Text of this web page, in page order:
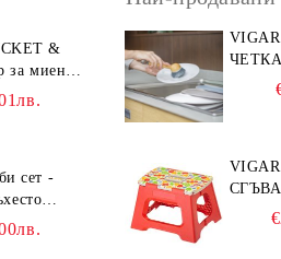
&
за миене